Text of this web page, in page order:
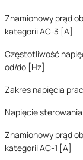
Znamionowy prąd
kategorii AC-3 [A]
Częstotliwość
od/do [Hz]
Zakres napięcia
Napięcie
Znamionowy prąd
kategorii AC-1 [A]